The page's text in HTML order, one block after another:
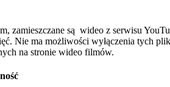
zamieszczane są wideo z serwisu
Nie ma możliwości wyłączenia tych
na stronie wideo filmów.